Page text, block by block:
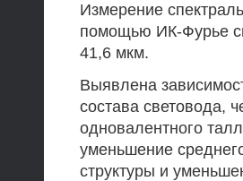
Измерение
помощью ИК-Фурье
41,6 мкм.
Выявлена
состава световода,
одновалентного
уменьшение
структуры и